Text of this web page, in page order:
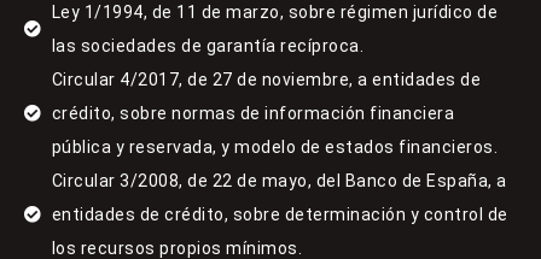
Ley 1/1994, de 11 de marzo, sobre régimen jurídico de
las sociedades de garantía recíproca.
Circular 4/2017, de 27 de noviembre, a entidades de
crédito, sobre normas de información financiera
pública y reservada, y modelo de estados financieros.
Circular 3/2008, de 22 de mayo, del Banco de España, a
entidades de crédito, sobre determinación y control de
los recursos propios mínimos.